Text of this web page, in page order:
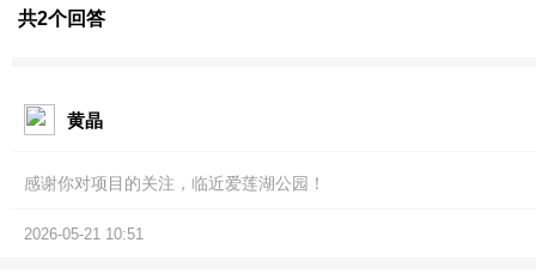
共2个回答
黄晶
感谢你对项目的关注，临近爱莲湖公园！
2026-05-21 10:51